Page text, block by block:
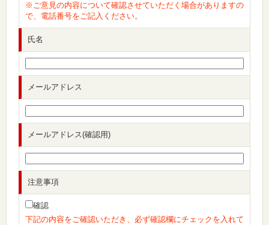
※ご意見の内容について確認させていただく場合がありますの
で、電話番号をご記入ください。
氏名
メールアドレス
メールアドレス(確認用)
注意事項
確認
下記の内容をご確認いただき、必ず確認欄にチェックを入れて